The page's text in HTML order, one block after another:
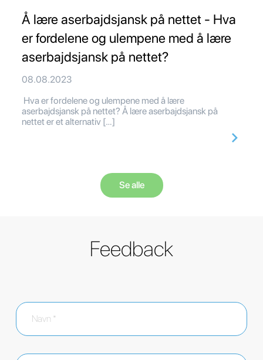
Å lære aserbajdsjansk på nettet - Hva
er fordelene og ulempene med å lære
aserbajdsjansk på nettet?
08.08.2023
Hva er fordelene og ulempene med å lære
aserbajdsjansk på nettet? Å lære aserbajdsjansk på
nettet er et alternativ […]
Se alle
Feedback